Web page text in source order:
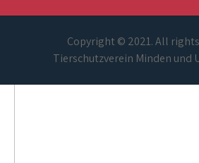
Copyright © 2021. All
Tierschutzverein Minden und